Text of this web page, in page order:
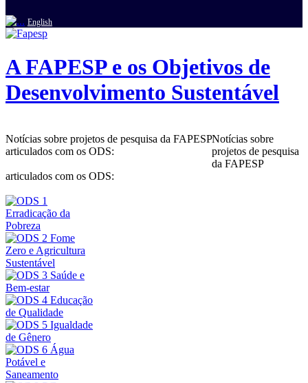
English
A FAPESP e os Objetivos de
Desenvolvimento Sustentável
Notícias sobre projetos de pesquisa da FAPESP
articulados com os ODS:
Notícias sobre
projetos de pesquisa
da FAPESP
articulados com os ODS: